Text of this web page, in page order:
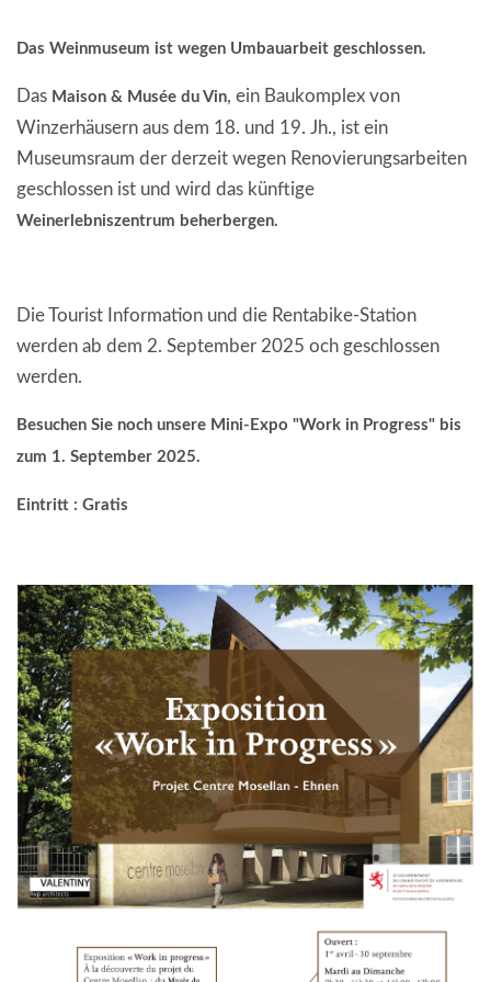
Das Weinmuseum ist wegen Umbauarbeit geschlossen.
Das Maison & Musée du Vin, ein Baukomplex von
Winzerhäusern aus dem 18. und 19. Jh., ist ein
Museumsraum der derzeit wegen Renovierungsarbeiten
geschlossen ist und wird das künftige
Weinerlebniszentrum beherbergen.
Die Tourist Information und die Rentabike-Station
werden ab dem 2. September 2025 och geschlossen
werden.
Besuchen Sie noch unsere Mini-Expo "Work in Progress" bis
zum 1. September 2025.
Eintritt : Gratis